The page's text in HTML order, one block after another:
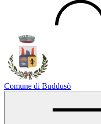
Comune di Buddusò